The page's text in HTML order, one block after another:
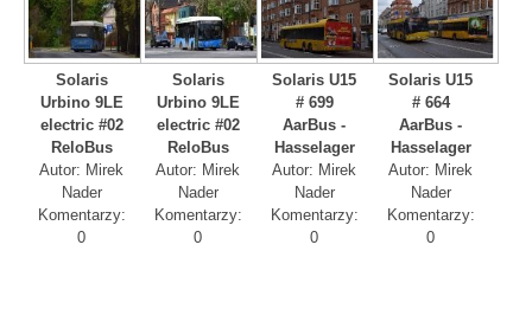
Solaris
Urbino 9LE
electric #02
ReloBus
Autor: Mirek
Nader
Komentarzy:
0
Solaris
Urbino 9LE
electric #02
ReloBus
Autor: Mirek
Nader
Komentarzy:
0
Solaris U15
# 699
AarBus -
Hasselager
Autor: Mirek
Nader
Komentarzy:
0
Solaris U15
# 664
AarBus -
Hasselager
Autor: Mirek
Nader
Komentarzy:
0